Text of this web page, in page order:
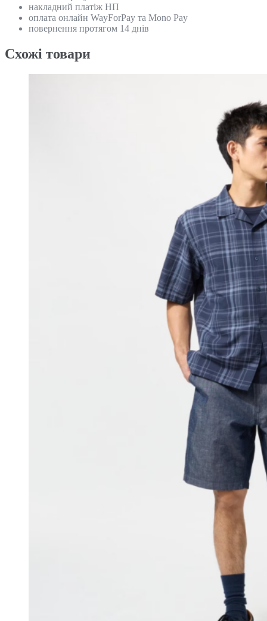
накладний платіж НП
оплата онлайн WayForPay та Mono Pay
повернення протягом 14 днів
Схожi товари